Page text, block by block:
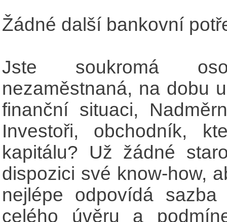
Žádné další bankovní
Jste soukromá
nezaměstnaná, na dobu
finanční situaci,
Investoři, obchodník,
kapitálu? Už žádné
dispozici své know-how,
nejlépe odpovídá
celého úvěru a